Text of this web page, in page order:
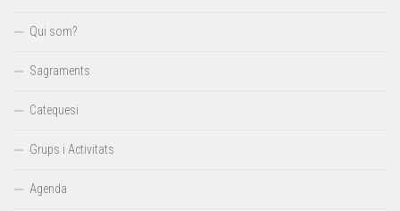
Qui som?
Sagraments
Catequesi
Grups i Activitats
Agenda